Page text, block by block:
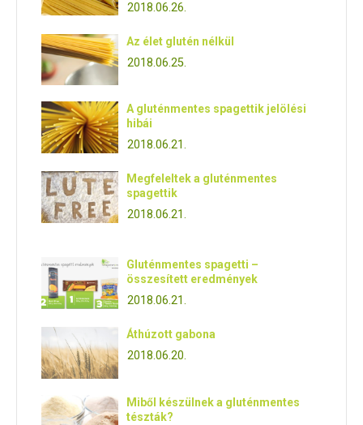
2018.06.26.
Az élet glutén nélkül
2018.06.25.
A gluténmentes spagettik jelölési
hibái
2018.06.21.
Megfeleltek a gluténmentes
spagettik
2018.06.21.
Gluténmentes spagetti –
összesített eredmények
2018.06.21.
Áthúzott gabona
2018.06.20.
Miből készülnek a gluténmentes
tészták?